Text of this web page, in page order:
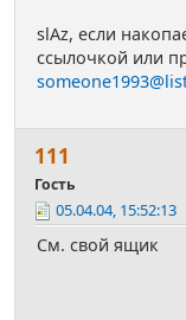
slАz, если
ссылочкой или
111
Гость
05.04.04, 15:52:13
См. свой ящик